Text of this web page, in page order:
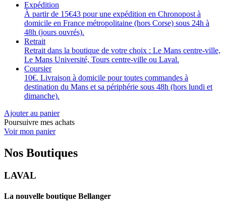
Expédition
À partir de 15€43 pour une expédition en Chronopost à
domicile en France métropolitaine (hors Corse) sous 24h à
48h (jours ouvrés).
Retrait
Retrait dans la boutique de votre choix : Le Mans centre-ville,
Le Mans Université, Tours centre-ville ou Laval.
Coursier
10€. Livraison à domicile pour toutes commandes à
destination du Mans et sa périphérie sous 48h (hors lundi et
dimanche).
Ajouter au panier
Poursuivre mes achats
Voir mon panier
Nos Boutiques
LAVAL
La nouvelle boutique Bellanger